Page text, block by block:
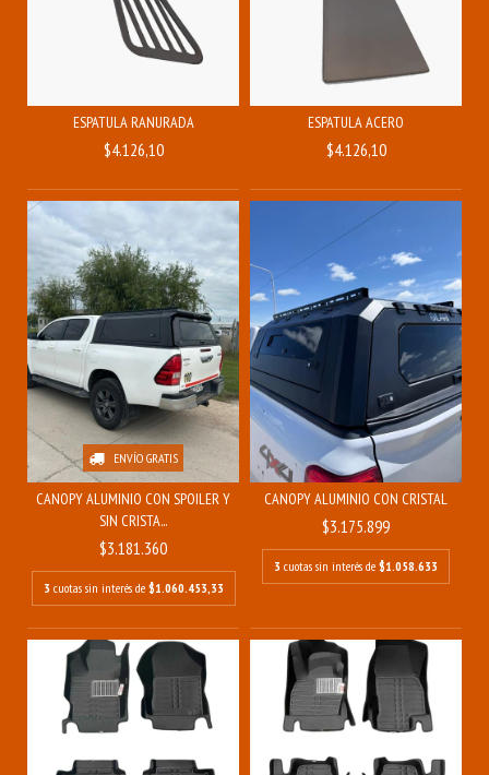
ESPATULA RANURADA
$4.126,10
ESPATULA ACERO
$4.126,10
ENVÍO GRATIS
CANOPY ALUMINIO CON SPOILER Y
SIN CRISTA...
$3.181.360
3 cuotas sin interés de $1.060.453,33
CANOPY ALUMINIO CON CRISTAL
$3.175.899
3 cuotas sin interés de $1.058.633